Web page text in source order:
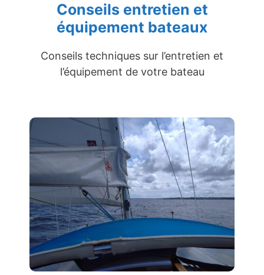
Conseils entretien et
équipement bateaux
Conseils techniques sur l’entretien et
l’équipement de votre bateau